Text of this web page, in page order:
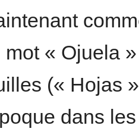
mot « Ojuela
(« Hojas
dans